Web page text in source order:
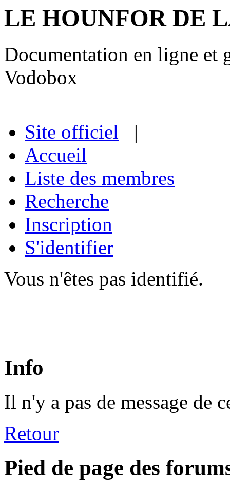
LE HOUNFOR DE
Documentation en ligne et
Vodobox
Site officiel |
Accueil
Liste des membres
Recherche
Inscription
S'identifier
Vous n'êtes pas identifié.
Info
Il n'y a pas de message de
Retour
Pied de page des